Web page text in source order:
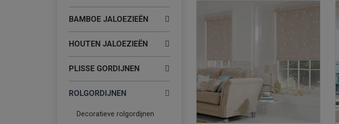
BAMBOE JALOEZIEËN
HOUTEN JALOEZIEËN
PLISSE GORDIJNEN
ROLGORDIJNEN
Decoratieve rolgordijnen